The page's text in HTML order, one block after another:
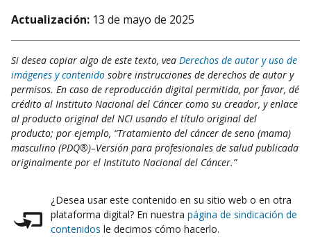
Actualización: 13 de mayo de 2025
Si desea copiar algo de este texto, vea Derechos de autor y uso de
imágenes y contenido sobre instrucciones de derechos de autor y
permisos. En caso de reproducción digital permitida, por favor, dé
crédito al Instituto Nacional del Cáncer como su creador, y enlace
al producto original del NCI usando el título original del
producto; por ejemplo, “Tratamiento del cáncer de seno (mama)
masculino (PDQ®)–Versión para profesionales de salud publicada
originalmente por el Instituto Nacional del Cáncer.”
¿Desea usar este contenido en su sitio web o en otra
plataforma digital? En nuestra página de sindicación de
contenidos le decimos cómo hacerlo.